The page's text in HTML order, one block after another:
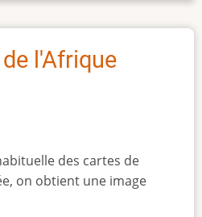
l'Afrique
des cartes de
on obtient une image